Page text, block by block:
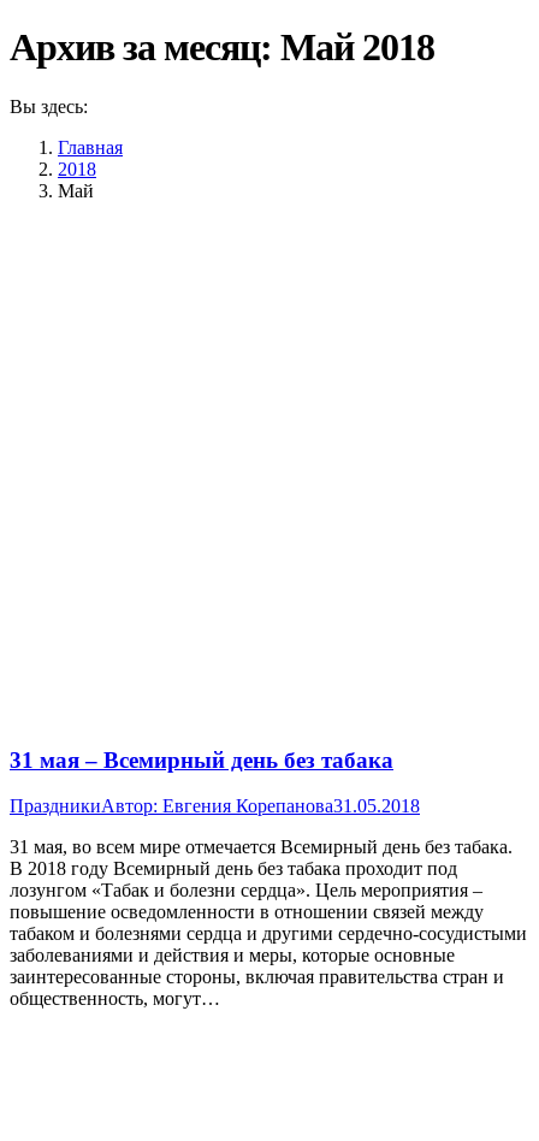
Архив за месяц: Май 2018
Вы здесь:
Главная
2018
Май
31 мая – Всемирный день без табака
ПраздникиАвтор: Евгения Корепанова31.05.2018
31 мая, во всем мире отмечается Всемирный день без табака.
В 2018 году Всемирный день без табака проходит под
лозунгом «Табак и болезни сердца». Цель мероприятия –
повышение осведомленности в отношении связей между
табаком и болезнями сердца и другими сердечно-сосудистыми
заболеваниями и действия и меры, которые основные
заинтересованные стороны, включая правительства стран и
общественность, могут…